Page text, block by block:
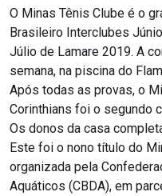
O Minas Tênis Clube é o
Brasileiro Interclubes
Júlio de Lamare 2019. A
semana, na piscina do
Após todas as provas, o
Corinthians foi o segundo
Os donos da casa
Este foi o nono título do
organizada pela
Aquáticos (CBDA), em